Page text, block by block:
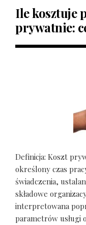
Ile kosztuje
prywatnie:
Definicja: Koszt
określony czas
świadczenia,
składowe
interpretowana
parametrów usługi